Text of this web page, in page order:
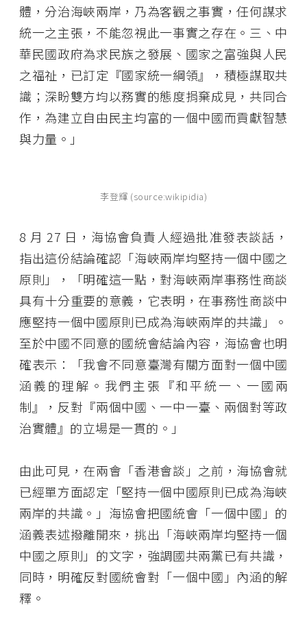
體，分治海峽兩岸，乃為客觀之事實，任何謀求
統一之主張，不能忽視此一事實之存在。三、中
華民國政府為求民族之發展、國家之富強與人民
之福祉，已訂定『國家統一綱領』，積極謀取共
識；深盼雙方均以務實的態度捐棄成見，共同合
作，為建立自由民主均富的一個中國而貢獻智慧
與力量。」
李登輝 (source:wikipidia)
8 月 27 日，海協會負責人經過批准發表談話，
指出這份結論確認「海峽兩岸均堅持一個中國之
原則」，「明確這一點，對海峽兩岸事務性商談
具有十分重要的意義，它表明，在事務性商談中
應堅持一個中國原則已成為海峽兩岸的共識」。
至於中國不同意的國統會結論內容，海協會也明
確表示：「我會不同意臺灣有關方面對一個中國
涵義的理解。我們主張『和平統一、一國兩
制』，反對『兩個中國、一中一臺、兩個對等政
治實體』的立場是一貫的。」
由此可見，在兩會「香港會談」之前，海協會就
已經單方面認定「堅持一個中國原則已成為海峽
兩岸的共識。」海協會把國統會「一個中國」的
涵義表述撥離開來，挑出「海峽兩岸均堅持一個
中國之原則」的文字，強調國共兩黨已有共識，
同時，明確反對國統會對「一個中國」內涵的解
釋。